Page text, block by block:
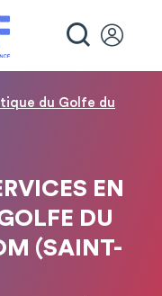
du Golfe du
EN
DU
(SAINT-